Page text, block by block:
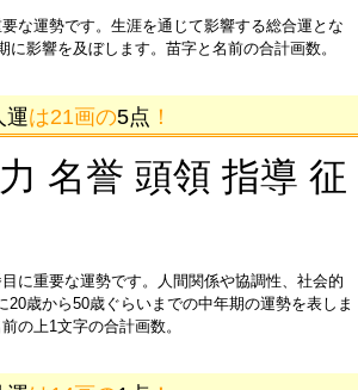
な運勢です。生涯を通じて影響する総合運とな
に影響を及ぼします。苗字と名前の合計画数。
運は21画の5点 ！
名誉 頭領 指導 征
に重要な運勢です。人間関係や協調性、社会的
20歳から50歳ぐらいまでの中年期の運勢を表しま
の上1文字の合計画数。